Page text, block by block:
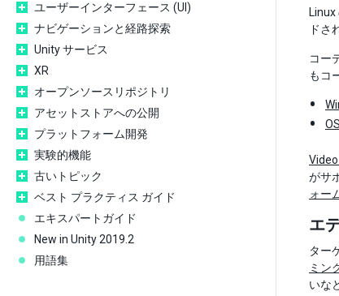
ユーザーインターフェース (UI)
ナビゲーションと経路探索
Unity サービス
XR
オープンソースリポジトリ
アセットストアへの公開
プラットフォーム開発
実験的機能
古いトピック
ベスト プラクティス ガイド
エキスパートガイド
New in Unity 2019.2
用語集
ドさ
コー
もコ
がサ
ォー
エ
ター
ミン
いな